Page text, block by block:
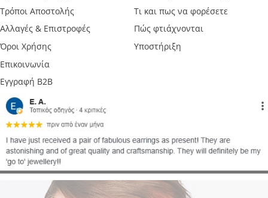
Τρόποι Αποστολής
Αλλαγές & Επιστροφές
Όροι Χρήσης
Επικοινωνία
Εγγραφή B2B
Τι και πως να φορέσετε
Πώς φτιάχνονται
Υποστήριξη